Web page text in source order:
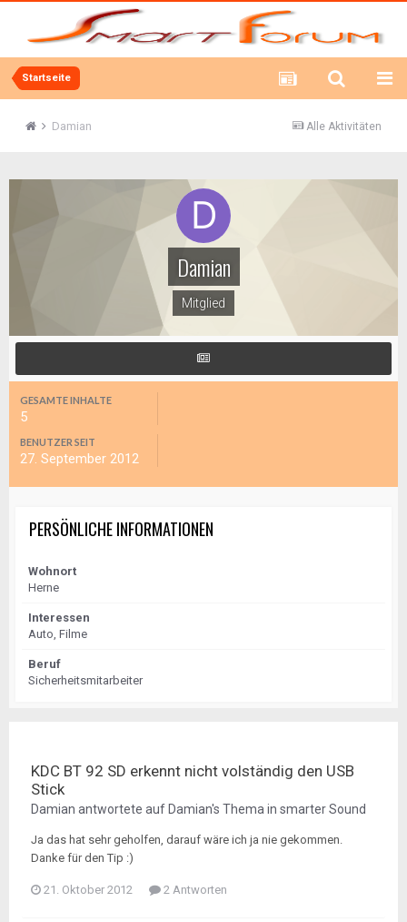
Startseite
Alle Aktivitäten
Damian
Damian
Mitglied
GESAMTE INHALTE
5
BENUTZER SEIT
27. September 2012
PERSÖNLICHE INFORMATIONEN
Wohnort
Herne
Interessen
Auto, Filme
Beruf
Sicherheitsmitarbeiter
KDC BT 92 SD erkennt nicht volständig den USB
Stick
Damian antwortete auf Damian's Thema in smarter Sound
Ja das hat sehr geholfen, darauf wäre ich ja nie gekommen.
Danke für den Tip :)
21. Oktober 2012 2 Antworten